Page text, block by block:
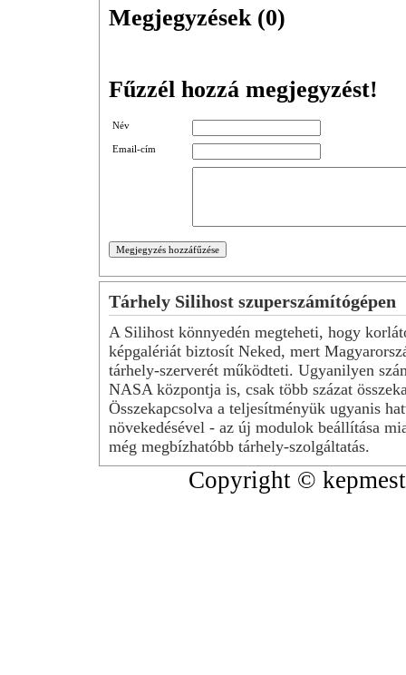
Megjegyzések (0)
Fűzzél hozzá megjegyzést!
Név
Email-cím
Tárhely Silihost szuperszámítógépen
A Silihost könnyedén megteheti, hogy
képgalériát biztosít Neked, mert
tárhely-szerverét működteti. Ugyanilyen
NASA központja is, csak több százat
Összekapcsolva a teljesítményük ugyanis
növekedésével - az új modulok beállítása
még megbízhatóbb tárhely-szolgáltatás.
Copyright ©